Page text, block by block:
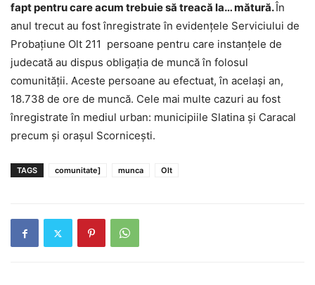
fapt pentru care acum trebuie să treacă la… mătură.În
anul trecut au fost înregistrate în evidențele Serviciului de
Probațiune Olt 211 persoane pentru care instanțele de
judecată au dispus obligația de muncă în folosul
comunităţii. Aceste persoane au efectuat, în același an,
18.738 de ore de muncă. Cele mai multe cazuri au fost
înregistrate în mediul urban: municipiile Slatina şi Caracal
precum şi oraşul Scornicești.
TAGS comunitate] munca Olt